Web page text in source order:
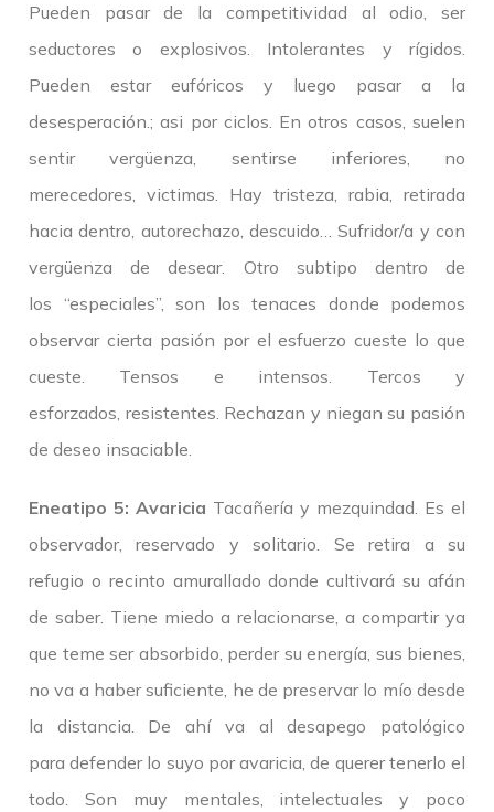
Pueden pasar de la competitividad al odio, ser
seductores o explosivos. Intolerantes y rígidos.
Pueden estar eufóricos y luego pasar a la
desesperación.; asi por ciclos. En otros casos, suelen
sentir vergüenza, sentirse inferiores, no
merecedores, victimas. Hay tristeza, rabia, retirada
hacia dentro, autorechazo, descuido… Sufridor/a y con
vergüenza de desear. Otro subtipo dentro de
los “especiales”, son los tenaces donde podemos
observar cierta pasión por el esfuerzo cueste lo que
cueste. Tensos e intensos. Tercos y
esforzados, resistentes. Rechazan y niegan su pasión
de deseo insaciable.
Eneatipo 5: Avaricia Tacañería y mezquindad. Es el
observador, reservado y solitario. Se retira a su
refugio o recinto amurallado donde cultivará su afán
de saber. Tiene miedo a relacionarse, a compartir ya
que teme ser absorbido, perder su energía, sus bienes,
no va a haber suficiente, he de preservar lo mío desde
la distancia. De ahí va al desapego patológico
para defender lo suyo por avaricia, de querer tenerlo el
todo. Son muy mentales, intelectuales y poco